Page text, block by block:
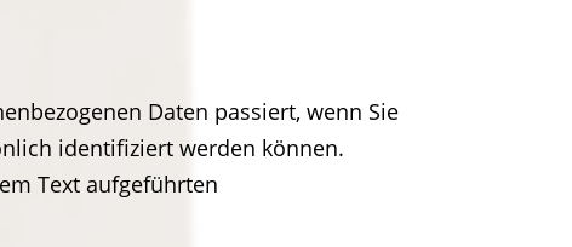
Daten passiert, wenn Sie
identifiziert werden können.
Text aufgeführten